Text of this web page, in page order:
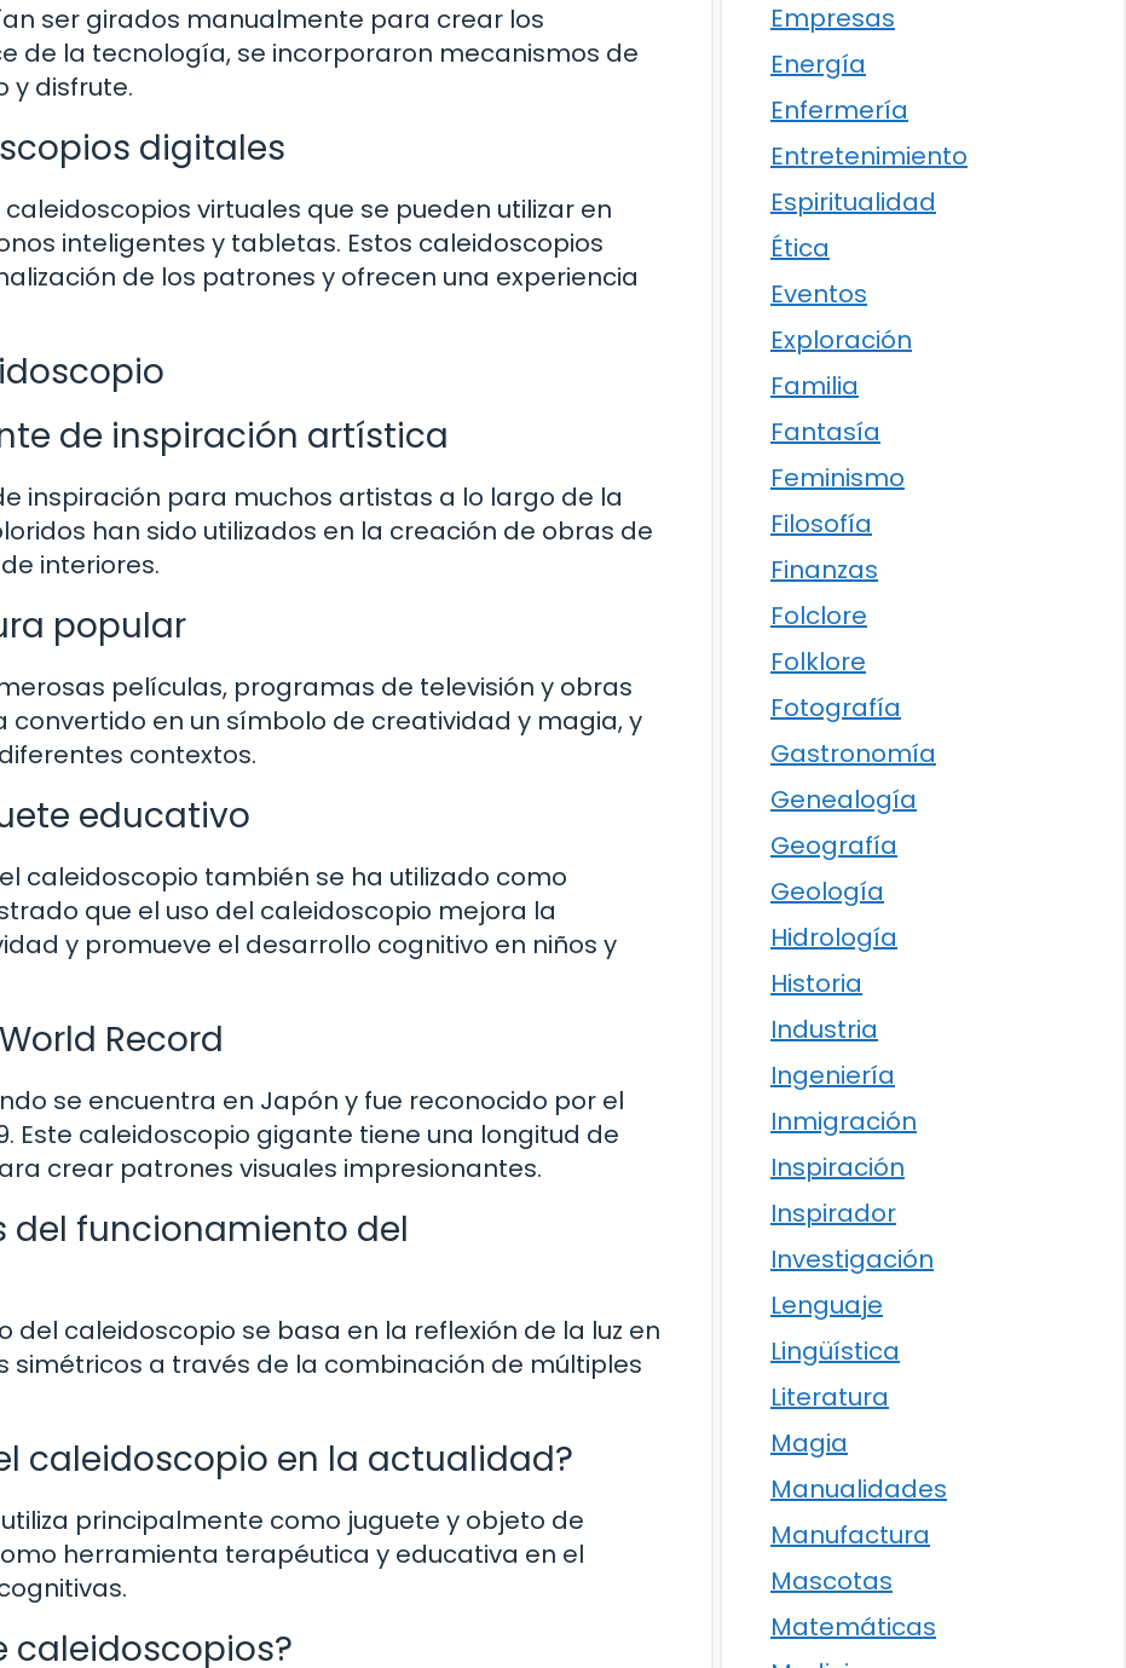
ser girados manualmente para crear los
de la tecnología, se incorporaron mecanismos de
y disfrute.
digitales
virtuales que se pueden utilizar en
inteligentes y tabletas. Estos caleidoscopios
de los patrones y ofrecen una experiencia
de inspiración artística
inspiración para muchos artistas a lo largo de la
han sido utilizados en la creación de obras de
interiores.
popular
películas, programas de televisión y obras
convertido en un símbolo de creatividad y magia, y
contextos.
educativo
caleidoscopio también se ha utilizado como
que el uso del caleidoscopio mejora la
y promueve el desarrollo cognitivo en niños y
Record
se encuentra en Japón y fue reconocido por el
Este caleidoscopio gigante tiene una longitud de
crear patrones visuales impresionantes.
del funcionamiento del
del caleidoscopio se basa en la reflexión de la luz en
simétricos a través de la combinación de múltiples
caleidoscopio en la actualidad?
principalmente como juguete y objeto de
herramienta terapéutica y educativa en el
caleidoscopios?
Empresas
Energía
Enfermería
Entretenimiento
Espiritualidad
Ética
Eventos
Exploración
Familia
Fantasía
Feminismo
Filosofía
Finanzas
Folclore
Folklore
Fotografía
Gastronomía
Genealogía
Geografía
Geología
Hidrología
Historia
Industria
Ingeniería
Inmigración
Inspiración
Inspirador
Investigación
Lenguaje
Lingüística
Literatura
Magia
Manualidades
Manufactura
Mascotas
Matemáticas